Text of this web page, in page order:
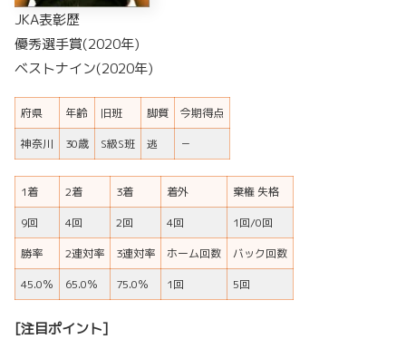
JKA表彰歴
優秀選手賞(2020年)
ベストナイン(2020年)
府県 年齢 旧班 脚質
今期得点
神奈川
30歳 S級S班 逃 －
1着 2着 3着 着外
棄権 失格
9回
4回 2回 4回
1回/0回
勝率
2連対率 3連対率 ホーム回数
バック回数
45.0％
65.0％ 75.0％ 1回 5回
[注目ポイント]